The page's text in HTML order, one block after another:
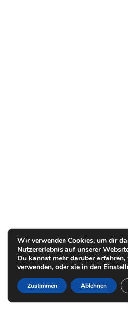
Wir verwenden Cookies, um dir
Nutzererlebnis auf unserer
Du kannst mehr darüber
verwenden, oder sie in den
Zustimmen Ablehnen